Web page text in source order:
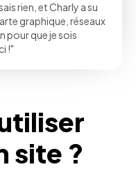
rien, et Charly a su
graphique, réseaux
pour que je sois
!"
site ?